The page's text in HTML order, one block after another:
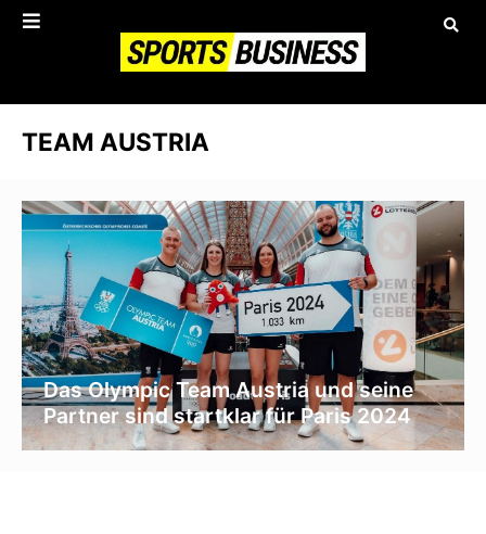
TEAM AUSTRIA
Das Olympic Team Austria und seine
Partner sind startklar für Paris 2024